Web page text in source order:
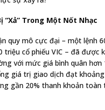
“Xả” Trong Một Nốt Nhạc
quy mô cực đại – một lệnh
triệu cổ phiếu VIC – đã được
với mức giá bình quân hơn
giá trị giao dịch đạt
gần 20% thanh khoản